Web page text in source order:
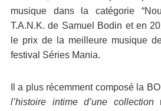
musique dans la catégorie
T.A.N.K. de Samuel Bodin et en
le prix de la meilleure musique
festival Séries Mania.
Il a plus récemment composé la
l’histoire intime d’une collection